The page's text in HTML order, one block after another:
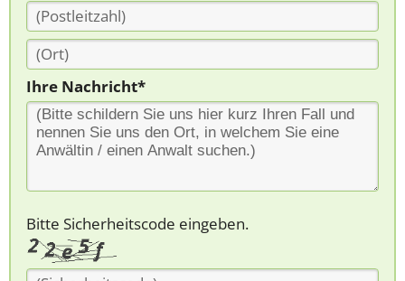
Ihre Nachricht*
Bitte Sicherheitscode eingeben.